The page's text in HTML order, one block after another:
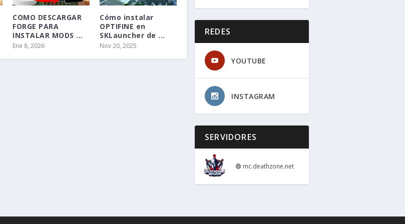
COMO DESCARGAR
FORGE PARA
INSTALAR MODS ...
Ene 8, 2026
Cómo instalar
OPTIFINE en
SKLauncher de ...
Nov 20, 2025
REDES
YOUTUBE
INSTAGRAM
SERVIDORES
🟢 mc.deathzone.net